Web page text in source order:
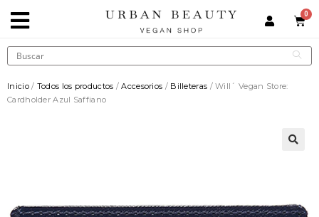
Inicio/ Todos los productos /Accesorios / Billeteras / Will´ Vegan Store:
Cardholder Azul Saffiano